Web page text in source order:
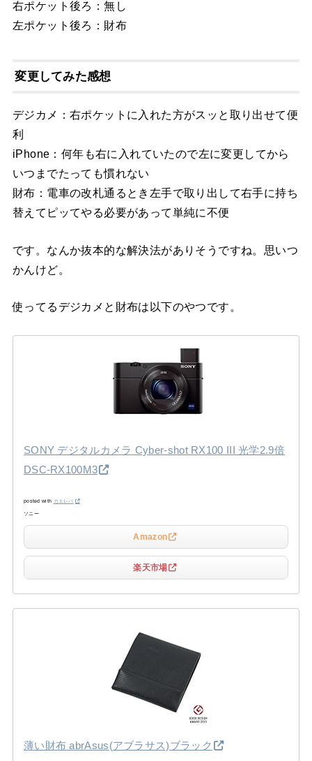
右ポケット後ろ：無し
左ポケット後ろ：財布
変更してみた感想
デジカメ：右ポケットに入れた方がスッと取り出せて便
利
iPhone：何年も右に入れていたので左に変更してから
いつまでたっても慣れない
財布：電車の改札通るとき左手で取り出して右手に持ち
替えてピッてやる必要があって単純に不便
です。なんか抜本的な解決法がありそうですね。思いつ
かんけど。
使ってるデジカメと財布は以下のやつです。
SONY デジタルカメラ Cyber-shot RX100 III 光学2.9倍
DSC-RX100M3
posted with カエレバ
ソニー
Amazon
楽天市場
薄い財布 abrAsus(アブラサス)ブラック